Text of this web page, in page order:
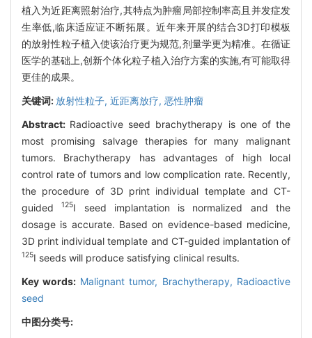
植入为近距离照射治疗,其特点为肿瘤局部控制率高且并发症发
生率低,临床适应证不断拓展。近年来开展的结合3D打印模板
的放射性粒子植入使该治疗更为规范,剂量学更为精准。在循证
医学的基础上,创新个体化粒子植入治疗方案的实施,有可能取得
更佳的成果。
关键词: 放射性粒子, 近距离放疗, 恶性肿瘤
Abstract: Radioactive seed brachytherapy is one of the
most promising salvage therapies for many malignant
tumors. Brachytherapy has advantages of high local
control rate of tumors and low complication rate. Recently,
the procedure of 3D print individual template and CT-
guided125I seed implantation is normalized and the
dosage is accurate. Based on evidence-based medicine,
3D print individual template and CT-guided implantation of
125I seeds will produce satisfying clinical results.
Key words: Malignant tumor, Brachytherapy, Radioactive
seed
中图分类号: